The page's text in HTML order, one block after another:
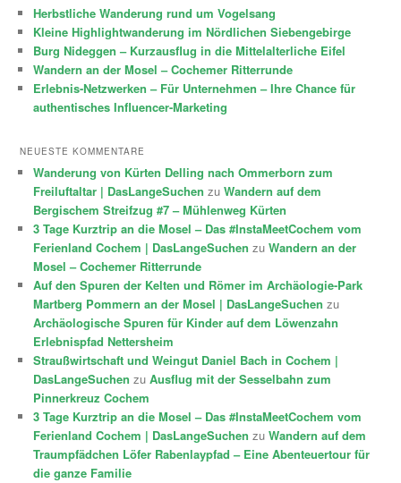
Herbstliche Wanderung rund um Vogelsang
Kleine Highlightwanderung im Nördlichen Siebengebirge
Burg Nideggen – Kurzausflug in die Mittelalterliche Eifel
Wandern an der Mosel – Cochemer Ritterrunde
Erlebnis-Netzwerken – Für Unternehmen – Ihre Chance für
authentisches Influencer-Marketing
NEUESTE KOMMENTARE
Wanderung von Kürten Delling nach Ommerborn zum
Freiluftaltar | DasLangeSuchen zuWandern auf dem
Bergischem Streifzug #7 – Mühlenweg Kürten
3 Tage Kurztrip an die Mosel – Das #InstaMeetCochem vom
Ferienland Cochem | DasLangeSuchen zuWandern an der
Mosel – Cochemer Ritterrunde
Auf den Spuren der Kelten und Römer im Archäologie-Park
Martberg Pommern an der Mosel | DasLangeSuchen zu
Archäologische Spuren für Kinder auf dem Löwenzahn
Erlebnispfad Nettersheim
Straußwirtschaft und Weingut Daniel Bach in Cochem |
DasLangeSuchen zuAusflug mit der Sesselbahn zum
Pinnerkreuz Cochem
3 Tage Kurztrip an die Mosel – Das #InstaMeetCochem vom
Ferienland Cochem | DasLangeSuchen zuWandern auf dem
Traumpfädchen Löfer Rabenlaypfad – Eine Abenteuertour für
die ganze Familie